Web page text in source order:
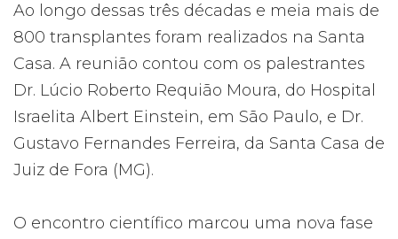
Ao longo dessas três décadas e meia mais de
800 transplantes foram realizados na Santa
Casa. A reunião contou com os palestrantes
Dr. Lúcio Roberto Requião Moura, do Hospital
Israelita Albert Einstein, em São Paulo, e Dr.
Gustavo Fernandes Ferreira, da Santa Casa de
Juiz de Fora (MG).
O encontro científico marcou uma nova fase